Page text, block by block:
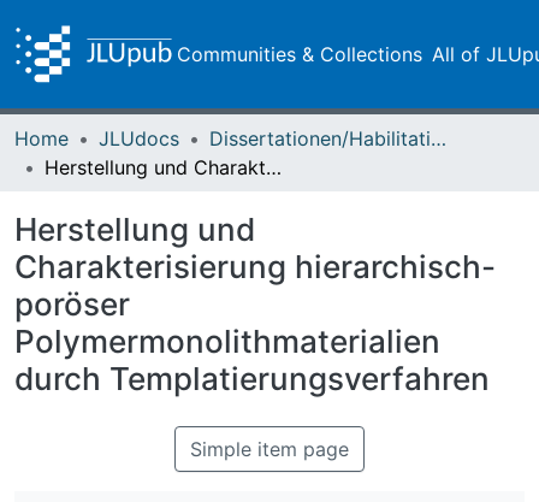
Communities & Collections All of
Home JLUdocs
Dissertationen/Habilitationen
Herstellung und Charakterisierung hierarchisch-poröser Polymermonolithmaterialien durch Templatierungsverfahren
Herstellung und
Charakterisierung hierarchisch-
poröser
Polymermonolithmaterialien
durch Templatierungsverfahren
Simple item page